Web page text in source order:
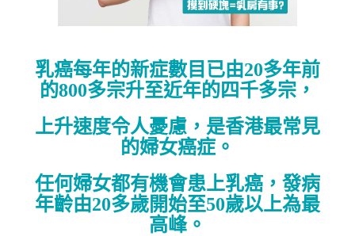
乳癌每年的新症數目已由20多年前
的800多宗升至近年的四千多宗，
上升速度令人憂慮，是香港最常見
的婦女癌症。
任何婦女都有機會患上乳癌，發病
年齡由20多歲開始至50歲以上為最
高峰。